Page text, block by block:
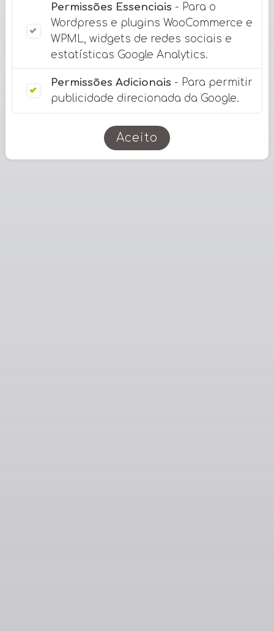
Permissões Essenciais - Para o
Wordpress e plugins WooCommerce e
WPML, widgets de redes sociais e
estatísticas Google Analytics.
Permissões Adicionais - Para permitir
publicidade direcionada da Google.
Aceito